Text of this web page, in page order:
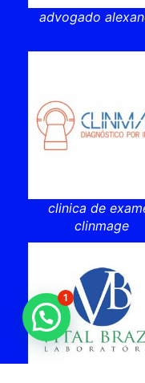
advogado
clinica de
clinmage
1